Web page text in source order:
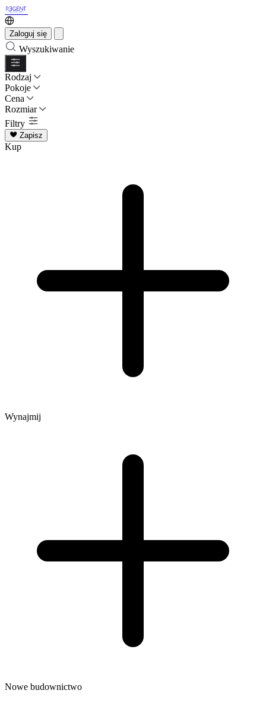
Zaloguj się
Wyszukiwanie
Rodzaj
Pokoje
Cena
Rozmiar
Filtry
Zapisz
Kup
Wynajmij
Nowe budownictwo